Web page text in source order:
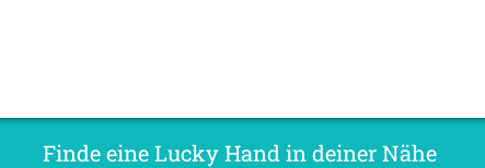
Finde eine Lucky Hand in deiner Nähe